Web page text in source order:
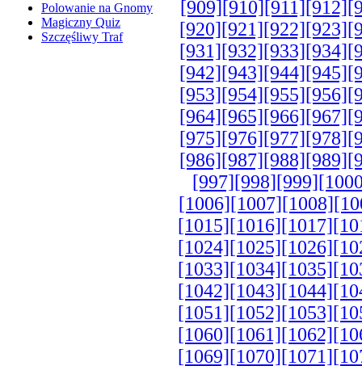
Polowanie na Gnomy
Magiczny Quiz
Szczęśliwy Traf
[909][910][911][912]
[920][921][922][923]
[931][932][933][934]
[942][943][944][945]
[953][954][955][956]
[964][965][966][967]
[975][976][977][978]
[986][987][988][989]
[997][998][999]
[1006][1007][1008]
[1015][1016][1017]
[1024][1025][1026]
[1033][1034][1035]
[1042][1043][1044]
[1051][1052][1053]
[1060][1061][1062]
[1069][1070][1071]